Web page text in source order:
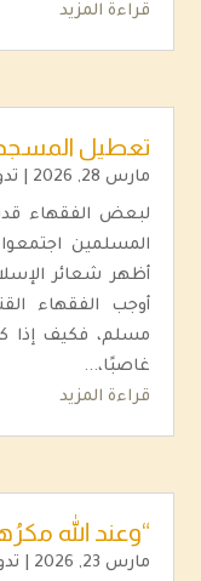
قراءة المزيد
تعطيل
مارس 28, 2026
لبعض الفقهاء
المسلمين
أظهر شعائر
أوجب الفقهاء
مسلم، فكيف إذا
غاصبًا،...
قراءة المزيد
“وعند الله
مارس 23, 2026